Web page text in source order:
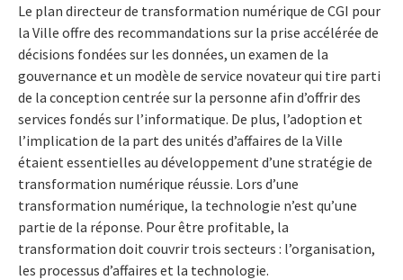
Le plan directeur de transformation numérique de CGI pour
la Ville offre des recommandations sur la prise accélérée de
décisions fondées sur les données, un examen de la
gouvernance et un modèle de service novateur qui tire parti
de la conception centrée sur la personne afin d’offrir des
services fondés sur l’informatique. De plus, l’adoption et
l’implication de la part des unités d’affaires de la Ville
étaient essentielles au développement d’une stratégie de
transformation numérique réussie. Lors d’une
transformation numérique, la technologie n’est qu’une
partie de la réponse. Pour être profitable, la
transformation doit couvrir trois secteurs : l’organisation,
les processus d’affaires et la technologie.